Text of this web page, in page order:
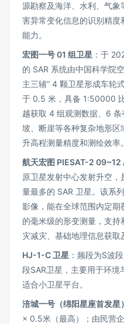
源勘察及海洋、水利、气
害异常变化信息的识别精
能力。
宏图一号 01 组卫星 ：于
的 SAR 系统由中国科学院
主三辅” 4 颗卫星形成车轮
于 0.5 米，具备 1:50000
越获取 4 组观测数据、6
坡、断崖等各种复杂地形
升高程测量精度和测绘效率。
航天宏图 PIESAT-2 09~12
原卫星发射中心发射升空
量最多的 SAR 卫星。该系
影像，能在全球范围内定
的毫米级的形变测量，支
灾减灾、基础地理信息获取
HJ-1-C 卫星 ：频段为S波
段SAR卫星，主要用于环境
适合小卫星平台。
涪城一号（绵阳星座首发星）
× 0.5米（最高）；由民营